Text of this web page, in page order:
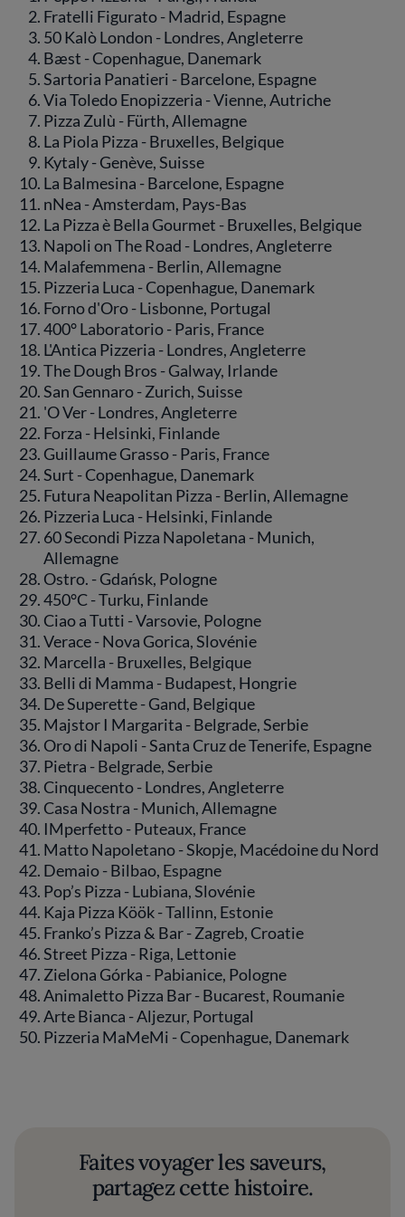
Fratelli Figurato - Madrid, Espagne
50 Kalò London - Londres, Angleterre
Bæst - Copenhague, Danemark
Sartoria Panatieri - Barcelone, Espagne
Via Toledo Enopizzeria - Vienne, Autriche
Pizza Zulù - Fürth, Allemagne
La Piola Pizza - Bruxelles, Belgique
Kytaly - Genève, Suisse
La Balmesina - Barcelone, Espagne
nNea - Amsterdam, Pays-Bas
La Pizza è Bella Gourmet - Bruxelles, Belgique
Napoli on The Road - Londres, Angleterre
Malafemmena - Berlin, Allemagne
Pizzeria Luca - Copenhague, Danemark
Forno d'Oro - Lisbonne, Portugal
400° Laboratorio - Paris, France
L'Antica Pizzeria - Londres, Angleterre
The Dough Bros - Galway, Irlande
San Gennaro - Zurich, Suisse
'O Ver - Londres, Angleterre
Forza - Helsinki, Finlande
Guillaume Grasso - Paris, France
Surt - Copenhague, Danemark
Futura Neapolitan Pizza - Berlin, Allemagne
Pizzeria Luca - Helsinki, Finlande
60 Secondi Pizza Napoletana - Munich,
Allemagne
Ostro. - Gdańsk, Pologne
450°C - Turku, Finlande
Ciao a Tutti - Varsovie, Pologne
Verace - Nova Gorica, Slovénie
Marcella - Bruxelles, Belgique
Belli di Mamma - Budapest, Hongrie
De Superette - Gand, Belgique
Majstor I Margarita - Belgrade, Serbie
Oro di Napoli - Santa Cruz de Tenerife, Espagne
Pietra - Belgrade, Serbie
Cinquecento - Londres, Angleterre
Casa Nostra - Munich, Allemagne
IMperfetto - Puteaux, France
Matto Napoletano - Skopje, Macédoine du Nord
Demaio - Bilbao, Espagne
Pop’s Pizza - Lubiana, Slovénie
Kaja Pizza Köök - Tallinn, Estonie
Franko’s Pizza & Bar - Zagreb, Croatie
Street Pizza - Riga, Lettonie
Zielona Górka - Pabianice, Pologne
Animaletto Pizza Bar - Bucarest, Roumanie
Arte Bianca - Aljezur, Portugal
Pizzeria MaMeMi - Copenhague, Danemark
Faites voyager les saveurs,
partagez cette histoire.